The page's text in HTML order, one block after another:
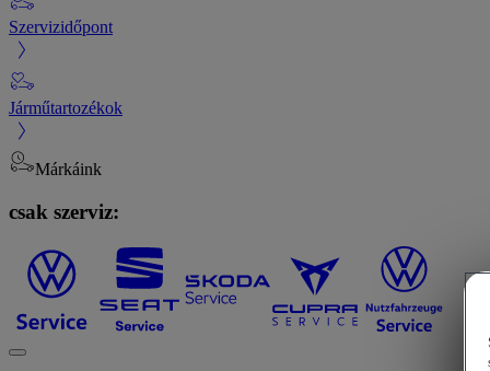
Szervizidőpont
Járműtartozékok
Márkáink
csak szerviz: